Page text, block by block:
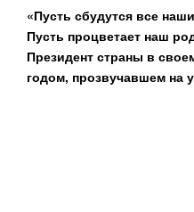
«Пусть сбудутся все
Пусть процветает наш
Президент страны в
годом, прозвучавшем на